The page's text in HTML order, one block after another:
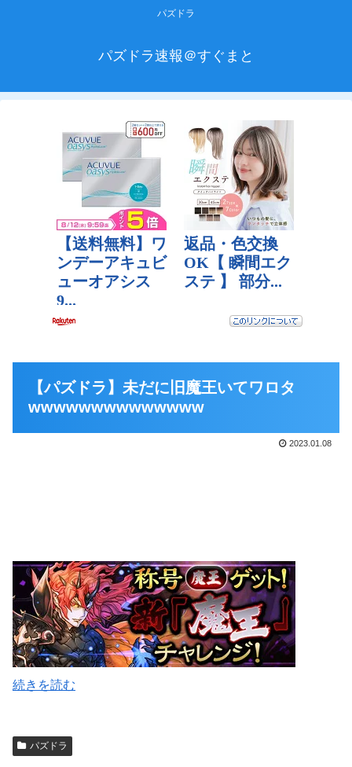
パズドラ
パズドラ速報＠すぐまと
【パズドラ】未だに旧魔王いてワロタ
wwwwwwwwwwwwww
2023.01.08
続きを読む
パズドラ